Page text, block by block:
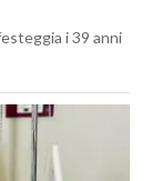
i 39 anni